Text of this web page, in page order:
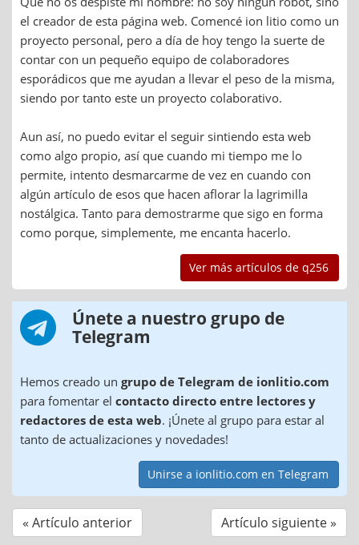
el creador de esta página web. Comencé ion litio como un
proyecto personal, pero a día de hoy tengo la suerte de
contar con un pequeño equipo de colaboradores
esporádicos que me ayudan a llevar el peso de la misma,
siendo por tanto este un proyecto colaborativo.
Aun así, no puedo evitar el seguir sintiendo esta web
como algo propio, así que cuando mi tiempo me lo
permite, intento desmarcarme de vez en cuando con
algún artículo de esos que hacen aflorar la lagrimilla
nostálgica. Tanto para demostrarme que sigo en forma
como porque, simplemente, me encanta hacerlo.
Ver más artículos de q256
Únete a nuestro grupo de
Telegram
Hemos creado un grupo de Telegram de ionlitio.com
para fomentar el contacto directo entre lectores y
redactores de esta web. ¡Únete al grupo para estar al
tanto de actualizaciones y novedades!
Unirse a ionlitio.com en Telegram
« Artículo anterior Artículo siguiente »